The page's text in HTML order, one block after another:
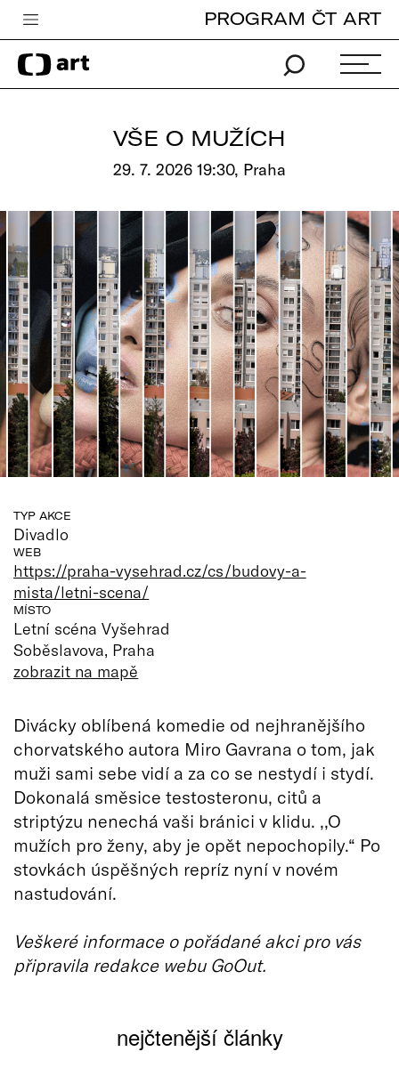
Česká televize
Zpravodajství
Pro děti
edu
Vše o ČT
PROGRAM ČT ART
VŠE O MUŽÍCH
29. 7. 2026 19:30, Praha
TYP AKCE
Divadlo
WEB
https://praha-vysehrad.cz/cs/budovy-a-
mista/letni-scena/
MÍSTO
Letní scéna Vyšehrad
Soběslavova, Praha
zobrazit na mapě
Divácky oblíbená komedie od nejhranějšího
chorvatského autora Miro Gavrana o tom, jak
muži sami sebe vidí a za co se nestydí i stydí.
Dokonalá směsice testosteronu, citů a
striptýzu nenechá vaši bránici v klidu. ,,O
mužích pro ženy, aby je opět nepochopily.“ Po
stovkách úspěšných repríz nyní v novém
nastudování.
Veškeré informace o pořádané akci pro vás
připravila redakce webu GoOut.
nejčtenější články